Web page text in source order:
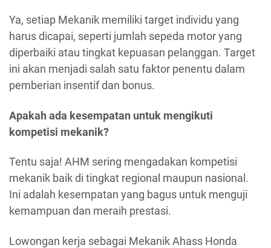
Ya, setiap Mekanik memiliki target individu yang
harus dicapai, seperti jumlah sepeda motor yang
diperbaiki atau tingkat kepuasan pelanggan. Target
ini akan menjadi salah satu faktor penentu dalam
pemberian insentif dan bonus.
Apakah ada kesempatan untuk mengikuti
kompetisi mekanik?
Tentu saja! AHM sering mengadakan kompetisi
mekanik baik di tingkat regional maupun nasional.
Ini adalah kesempatan yang bagus untuk menguji
kemampuan dan meraih prestasi.
Lowongan kerja sebagai Mekanik Ahass Honda